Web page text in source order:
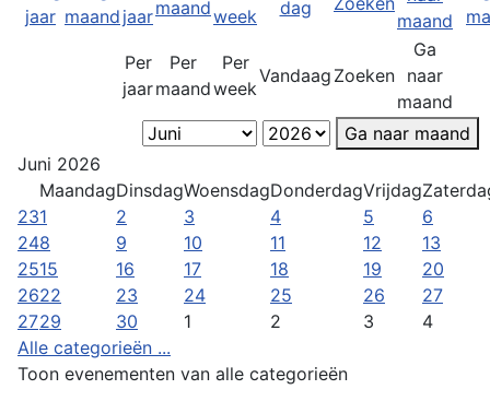
Per
jaar
Per
maand
Per
week
Vandaag Zoeken
Ga
naar
maand
Ga naar maand
Juni 2026
MaandagDinsdagWoensdagDonderdagVrijdag
231 2 3 4 5
6
248 9 10 11 12
13
2515 16 17 18 19
20
2622 23 24 25 26
27
2729 30 1 2 3
4
Alle categorieën ...
Toon evenementen van alle categorieën